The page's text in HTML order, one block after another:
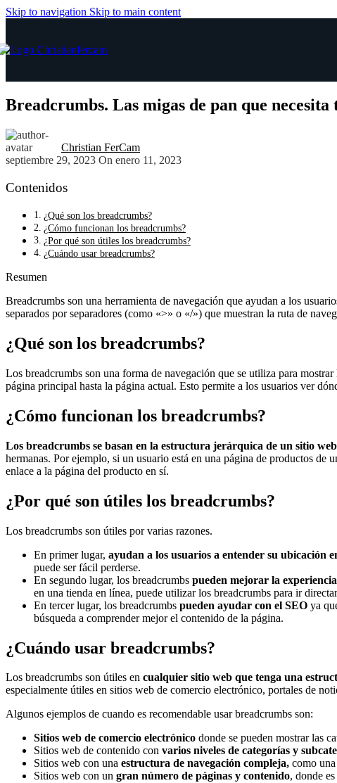
Skip to navigation Skip to main content
Breadcrumbs. Las migas de pan que necesita
Christian FerCam
septiembre 29, 2023 On enero 11, 2023
Contenidos
¿Qué son los breadcrumbs?
¿Cómo funcionan los breadcrumbs?
¿Por qué son útiles los breadcrumbs?
¿Cuándo usar breadcrumbs?
Resumen
Breadcrumbs son una herramienta de navegación que ayudan a los
separados por separadores (como «>» o «/») que muestran la ruta de
¿Qué son los breadcrumbs?
Los breadcrumbs son una forma de navegación que se utiliza para
página principal hasta la página actual. Esto permite a los usuarios ver
¿Cómo funcionan los breadcrumbs?
Los breadcrumbs se basan en la estructura jerárquica de un sitio web
hermanas. Por ejemplo, si un usuario está en una página de productos
enlace a la página del producto en sí.
¿Por qué son útiles los breadcrumbs?
Los breadcrumbs son útiles por varias razones.
En primer lugar, ayudan a los usuarios a entender su ubicación
puede ser fácil perderse.
En segundo lugar, los breadcrumbs pueden mejorar la
en una tienda en línea, puede utilizar los breadcrumbs para ir
En tercer lugar, los breadcrumbs pueden ayudar con el SEO ya
búsqueda a comprender mejor el contenido de la página.
¿Cuándo usar breadcrumbs?
Los breadcrumbs son útiles en cualquier sitio web que tenga una
especialmente útiles en sitios web de comercio electrónico, portales de
Algunos ejemplos de cuando es recomendable usar breadcrumbs son:
Sitios web de comercio electrónico donde se pueden mostrar las
Sitios web de contenido con varios niveles de categorías y
Sitios web con una estructura de navegación compleja, como
Sitios web con un gran número de páginas y contenido, donde